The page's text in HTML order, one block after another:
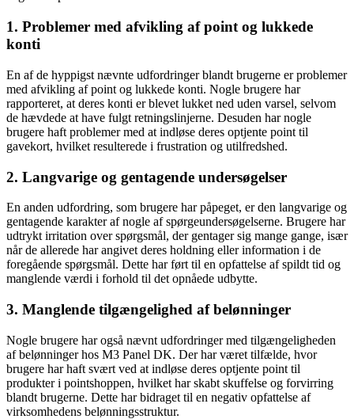
1. Problemer med afvikling af point og lukkede
konti
En af de hyppigst nævnte udfordringer blandt brugerne er problemer
med afvikling af point og lukkede konti. Nogle brugere har
rapporteret, at deres konti er blevet lukket ned uden varsel, selvom
de hævdede at have fulgt retningslinjerne. Desuden har nogle
brugere haft problemer med at indløse deres optjente point til
gavekort, hvilket resulterede i frustration og utilfredshed.
2. Langvarige og gentagende undersøgelser
En anden udfordring, som brugere har påpeget, er den langvarige og
gentagende karakter af nogle af spørgeundersøgelserne. Brugere har
udtrykt irritation over spørgsmål, der gentager sig mange gange, især
når de allerede har angivet deres holdning eller information i de
foregående spørgsmål. Dette har ført til en opfattelse af spildt tid og
manglende værdi i forhold til det opnåede udbytte.
3. Manglende tilgængelighed af belønninger
Nogle brugere har også nævnt udfordringer med tilgængeligheden
af belønninger hos M3 Panel DK. Der har været tilfælde, hvor
brugere har haft svært ved at indløse deres optjente point til
produkter i pointshoppen, hvilket har skabt skuffelse og forvirring
blandt brugerne. Dette har bidraget til en negativ opfattelse af
virksomhedens belønningsstruktur.